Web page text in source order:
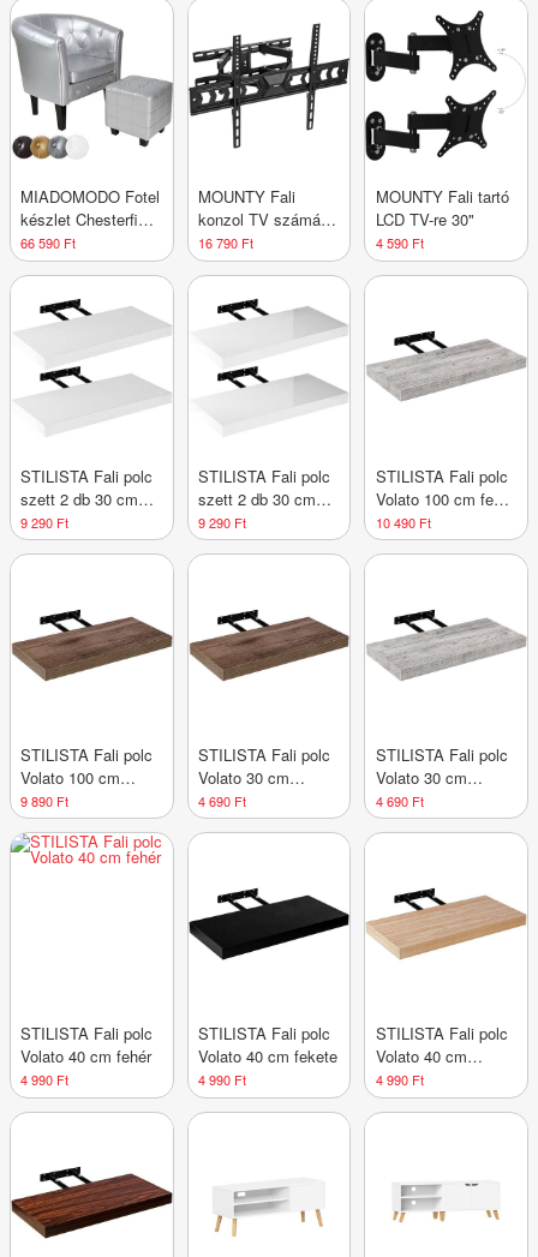
MIADOMODO Fotel
készlet Chesterfield
ezüst
66 590 Ft
MOUNTY Fali
konzol TV számára
VESA 600 x 400
16 790 Ft
MOUNTY Fali tartó
LCD TV-re 30"
4 590 Ft
STILISTA Fali polc
szett 2 db 30 cm
fehér
9 290 Ft
STILISTA Fali polc
szett 2 db 30 cm
fehér fény
9 290 Ft
STILISTA Fali polc
Volato 100 cm fehér
fa
10 490 Ft
STILISTA Fali polc
Volato 100 cm
rusztikus fa
9 890 Ft
STILISTA Fali polc
Volato 30 cm
rusztikus fa
4 690 Ft
STILISTA Fali polc
Volato 30 cm
világos fa
4 690 Ft
STILISTA Fali polc
Volato 40 cm fehér
4 990 Ft
STILISTA Fali polc
Volato 40 cm fekete
4 990 Ft
STILISTA Fali polc
Volato 40 cm
világos fa
4 990 Ft